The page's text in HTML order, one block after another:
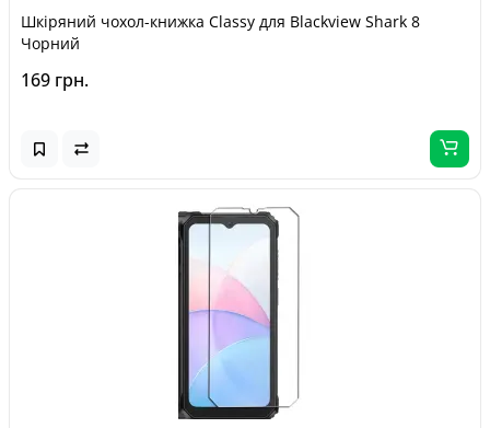
Шкіряний чохол-книжка Classy для Blackview Shark 8
Чорний
169 грн.